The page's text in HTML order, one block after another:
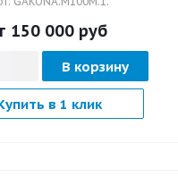
150 000 руб
В корзину
в 1 клик